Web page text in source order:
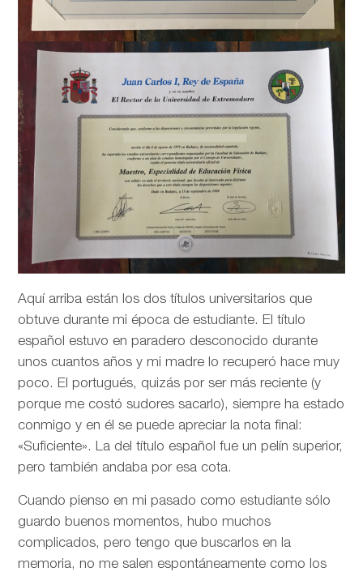
Aquí arriba están los dos títulos universitarios que
obtuve durante mi época de estudiante. El título
español estuvo en paradero desconocido durante
unos cuantos años y mi madre lo recuperó hace muy
poco. El portugués, quizás por ser más reciente (y
porque me costó sudores sacarlo), siempre ha estado
conmigo y en él se puede apreciar la nota final:
«Suficiente». La del título español fue un pelín superior,
pero también andaba por esa cota.
Cuando pienso en mi pasado como estudiante sólo
guardo buenos momentos, hubo muchos
complicados, pero tengo que buscarlos en la
memoria, no me salen espontáneamente como los